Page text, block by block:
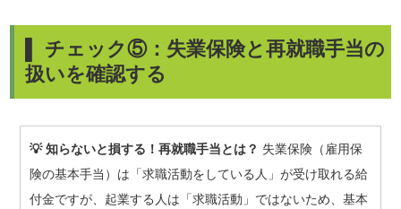
▌ チェック⑤：失業保険と再就職手当の
扱いを確認する
💡 知らないと損する！再就職手当とは？ 失業保険（雇用保
険の基本手当）は「求職活動をしている人」が受け取れる給
付金ですが、起業する人は「求職活動」ではないため、基本